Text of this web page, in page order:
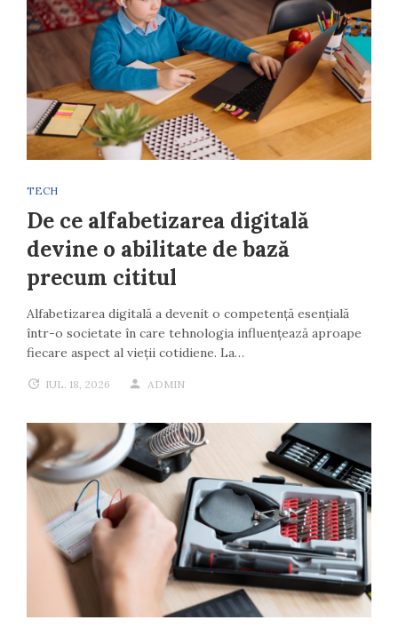
TECH
De ce alfabetizarea digitală
devine o abilitate de bază
precum cititul
Alfabetizarea digitală a devenit o competență esențială
într-o societate în care tehnologia influențează aproape
fiecare aspect al vieții cotidiene. La…
IUL. 18, 2026 ADMIN